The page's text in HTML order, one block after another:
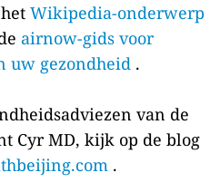
Wikipedia-onderwerp
airnow-gids voor
uw gezondheid .
van de
Cyr MD, kijk op de blog
.